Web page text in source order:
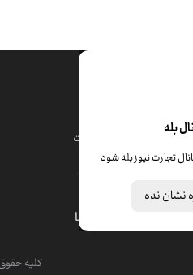
بله
تجارت نیوز بله شود
نشان نده
قیمت درهم امارات
ابزار تبدیل نرخ ارز
درباره ما
کلیه حقوق